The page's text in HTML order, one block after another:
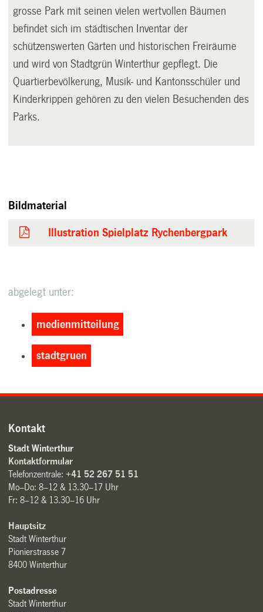
grosse Park mit seinen vielen wertvollen Bäumen
befindet sich im städtischen Inventar der
schützenswerten Gärten und historischen Freiräume
und wird von Stadtgrün Winterthur gepflegt. Die
Quartierbevölkerung, Musik- und Kantonsschüler und
Kinderkrippen gehören zu den vielen Besuchenden des
Parks.
Bildmaterial
Illustration Spielplatz Rychenbergpark
abgelegt unter:
medienmitteilung
stadtgruen
Kontakt
Stadt Winterthur
Kontaktformular
Telefonzentrale:+41 52 267 51 51
Mo–Do: 8–12 & 13.30–17 Uhr
Fr: 8–12 & 13.30–16 Uhr
Hauptsitz
Stadt Winterthur
Pionierstrasse 7
8400 Winterthur
Postadresse
Stadt Winterthur